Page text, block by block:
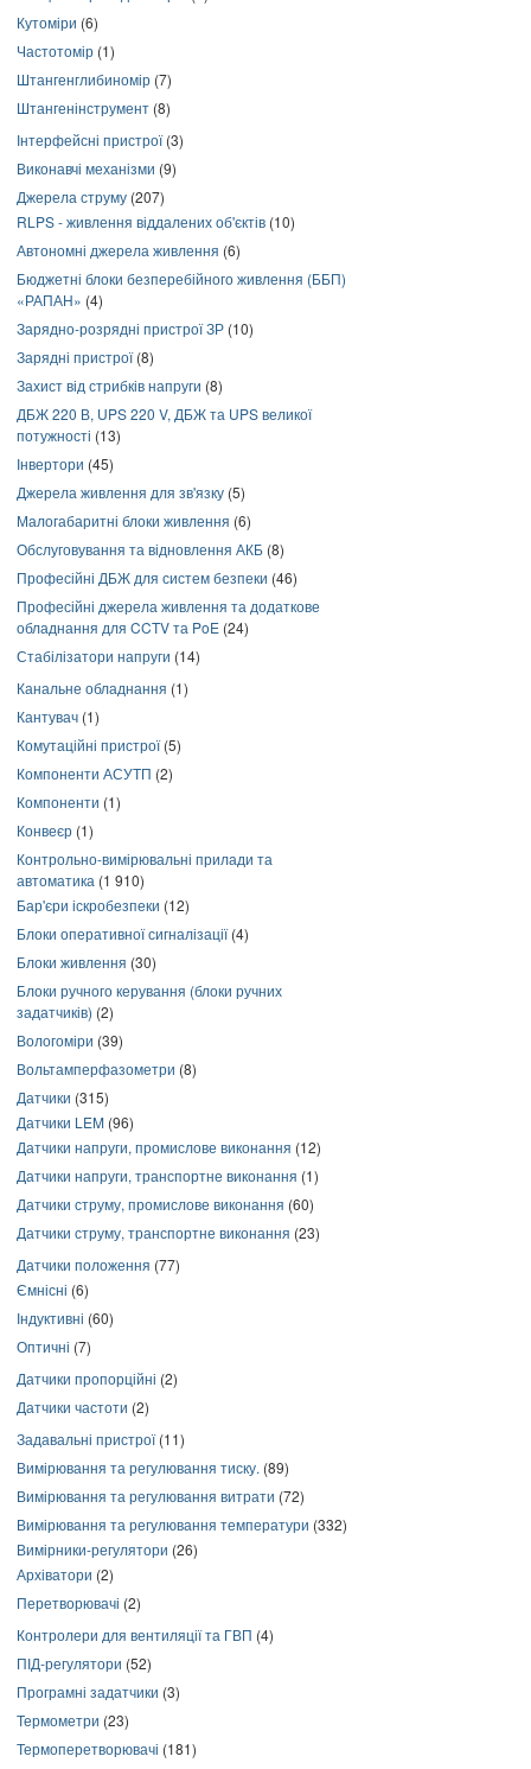
Кутоміри (6)
Частотомір (1)
Штангенглибиномір (7)
Штангенінструмент (8)
Інтерфейсні пристрої(3)
Виконавчі механізми (9)
Джерела струму (207)
RLPS - живлення віддалених об'єктів (10)
Автономні джерела живлення (6)
Бюджетні блоки безперебійного живлення (ББП)
«РАПАН» (4)
Зарядно-розрядні пристрої ЗР (10)
Зарядні пристрої(8)
Захист від стрибків напруги (8)
ДБЖ 220 В, UPS 220 V, ДБЖ та UPS великої
потужності (13)
Інвертори (45)
Джерела живлення для зв'язку (5)
Малогабаритні блоки живлення (6)
Обслуговування та відновлення АКБ (8)
Професійні ДБЖ для систем безпеки (46)
Професійні джерела живлення та додаткове
обладнання для CCTV та PoE (24)
Стабілізатори напруги (14)
Канальне обладнання (1)
Кантувач (1)
Комутаційні пристрої(5)
Компоненти АСУТП (2)
Компоненти (1)
Конвеєр (1)
Контрольно-вимірювальні прилади та
автоматика (1 910)
Бар'єри іскробезпеки (12)
Блоки оперативної сигналізації(4)
Блоки живлення (30)
Блоки ручного керування (блоки ручних
задатчиків) (2)
Вологоміри (39)
Вольтамперфазометри (8)
Датчики (315)
Датчики LEM (96)
Датчики напруги, промислове виконання (12)
Датчики напруги, транспортне виконання (1)
Датчики струму, промислове виконання (60)
Датчики струму, транспортне виконання (23)
Датчики положення (77)
Ємнісні (6)
Індуктивні (60)
Оптичні (7)
Датчики пропорційні (2)
Датчики частоти (2)
Задавальні пристрої(11)
Вимірювання та регулювання тиску. (89)
Вимірювання та регулювання витрати (72)
Вимірювання та регулювання температури (332)
Вимірники-регулятори (26)
Архіватори (2)
Перетворювачі (2)
Контролери для вентиляції та ГВП (4)
ПІД-регулятори (52)
Програмні задатчики (3)
Термометри (23)
Термоперетворювачі (181)